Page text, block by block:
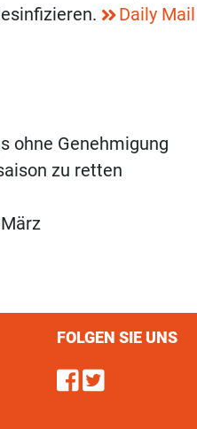
Daily Mail
ohne Genehmigung
zu retten
FOLGEN SIE UNS
Find us
Follow